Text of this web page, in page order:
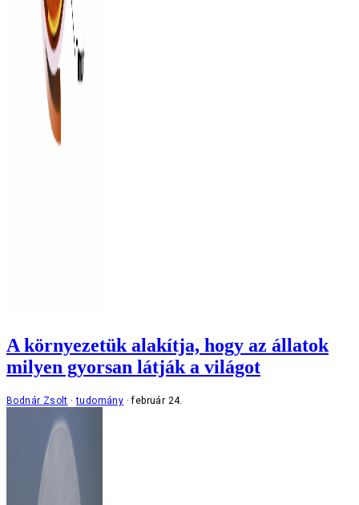
A környezetük alakítja, hogy az állatok
milyen gyorsan látják a világot
Bodnár Zsolt tudomány február 24.